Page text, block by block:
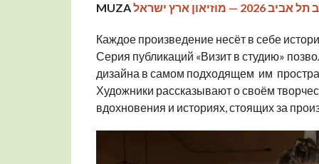
MUZA
ארץ ישראל
Каждое произведение несёт в себе
Серия публикаций «Визит в студию»
дизайна в самом подходящем им
Художники рассказывают о своём
вдохновения и историях, стоящих за